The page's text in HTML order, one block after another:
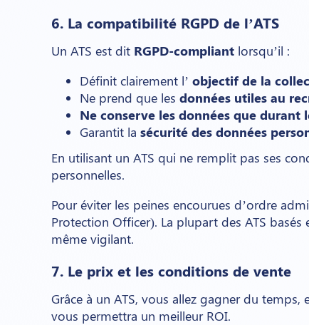
6. La compatibilité RGPD de l’ATS
Un ATS est dit RGPD-compliant lorsqu’il :
Définit clairement l’ objectif de la
Ne prend que les données utiles au
Ne conserve les données que durant
Garantit la sécurité des données
En utilisant un ATS qui ne remplit pas ses
personnelles.
Pour éviter les peines encourues d’ordre
Protection Officer). La plupart des ATS
même vigilant.
7. Le prix et les conditions de vente
Grâce à un ATS, vous allez gagner du
vous permettra un meilleur ROI.